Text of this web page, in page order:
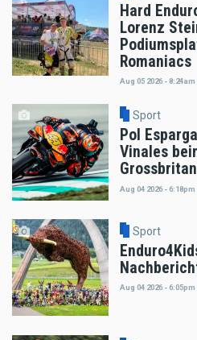
Hard
Lorenz
Romaniacs
Aug 05 2026 - 8:24am
Sport
Pol
Vinales
Aug 04 2026 - 6:18pm
Sport
Aug 04 2026 - 6:05pm